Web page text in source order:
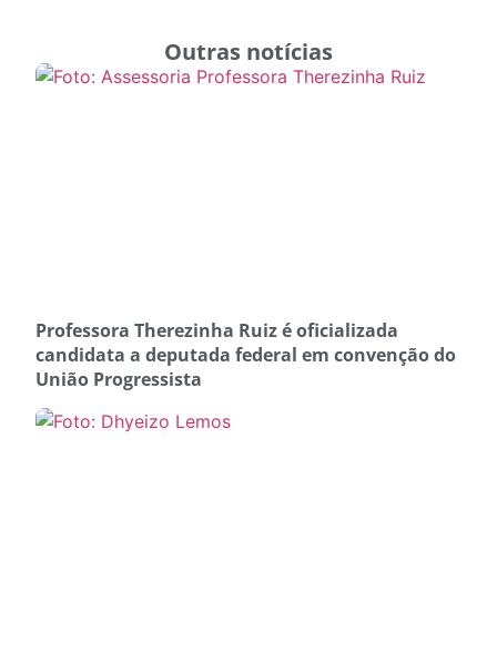
Outras notícias
Professora Therezinha Ruiz é oficializada
candidata a deputada federal em convenção do
União Progressista